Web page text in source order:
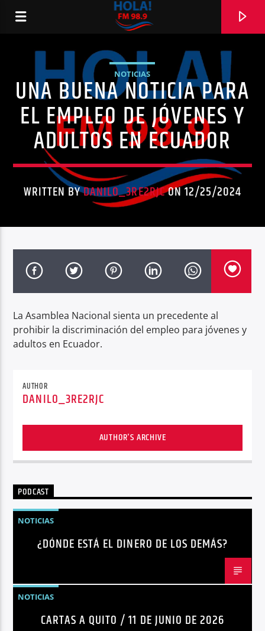
RADIO HOLA
0:00
Radio hola
NOTICIAS
UNA BUENA NOTICIA PARA
EL EMPLEO DE JÓVENES Y
ADULTOS EN ECUADOR
WRITTEN BYDANILO_3RE2RJCON 12/25/2024
La Asamblea Nacional sienta un precedente al
prohibir la discriminación del empleo para jóvenes y
adultos en Ecuador.
AUTHOR
DANILO_3RE2RJC
AUTHOR'S ARCHIVE
PODCAST
NOTICIAS
¿DÓNDE ESTÁ EL DINERO DE LOS DEMÁS?
NOTICIAS
CARTAS A QUITO / 11 DE JUNIO DE 2026